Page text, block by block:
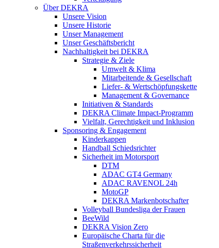
Über DEKRA
Unsere Vision
Unsere Historie
Unser Management
Unser Geschäftsbericht
Nachhaltigkeit bei DEKRA
Strategie & Ziele
Umwelt & Klima
Mitarbeitende & Gesellschaft
Liefer- & Wertschöpfungskette
Management & Governance
Initiativen & Standards
DEKRA Climate Impact-Programm
Vielfalt, Gerechtigkeit und Inklusion​
Sponsoring & Engagement
Kinderkappen
Handball Schiedsrichter
Sicherheit im Motorsport
DTM
ADAC GT4 Germany
ADAC RAVENOL 24h
MotoGP
DEKRA Markenbotschafter
Volleyball Bundesliga der Frauen
BeeWild
DEKRA Vision Zero
Europäische Charta für die
Straßenverkehrssicherheit